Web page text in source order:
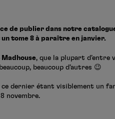
de publier dans notre
un tome 8 à paraître en janvier.
, que la plupart d’entre
beaucoup d’autres 😉
ce dernier étant visiblement un
novembre.